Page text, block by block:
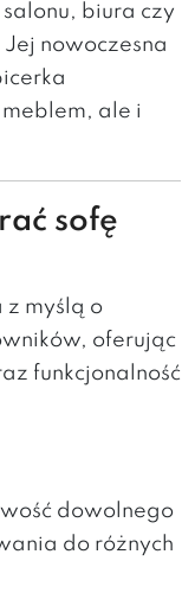
biura czy
nowoczesna
ale i
sofę
z myślą o
oferując
funkcjonalność
dowolnego
do różnych